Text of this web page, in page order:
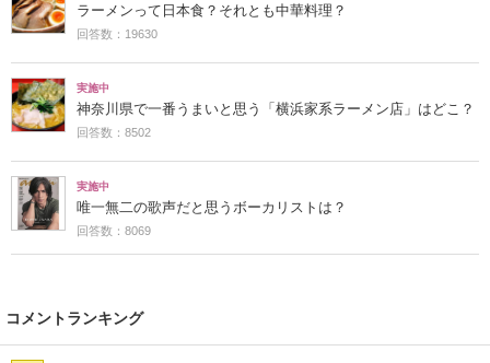
ラーメンって日本食？それとも中華料理？
回答数：19630
実施中
神奈川県で一番うまいと思う「横浜家系ラーメン店」はどこ？
回答数：8502
実施中
唯一無二の歌声だと思うボーカリストは？
回答数：8069
コメントランキング